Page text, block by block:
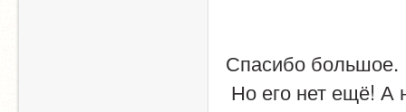
Спасибо большое.
Но его нет ещё! А